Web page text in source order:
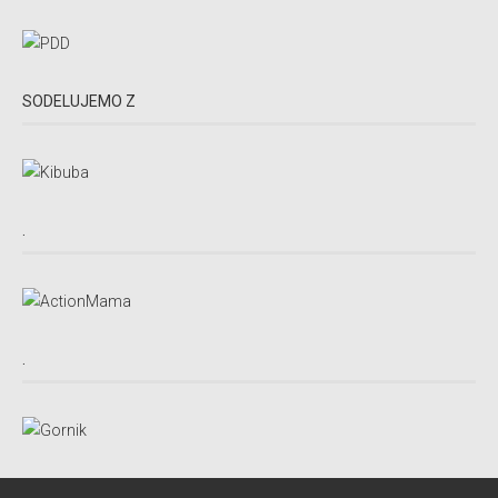
SODELUJEMO Z